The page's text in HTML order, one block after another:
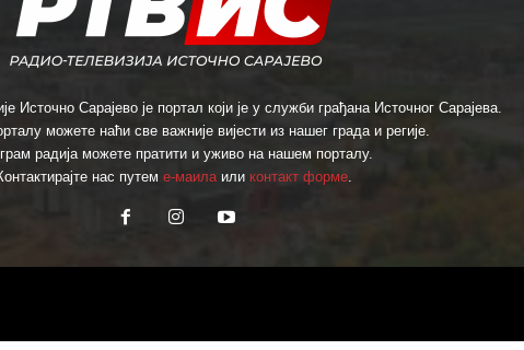
Источно Сарајево је портал који је у служби грађана Источног Сарајева.
можете наћи све важније вијести из нашег града и регије.
радија можете пратити и уживо на нашем порталу.
нас путем е-маилаили контакт форме.